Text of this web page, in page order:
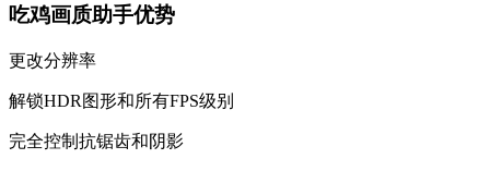
吃鸡画质助手优势
更改分辨率
解锁HDR图形和所有FPS级别
完全控制抗锯齿和阴影